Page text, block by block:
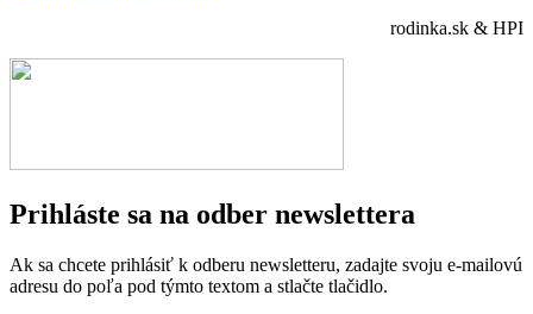
rodinka.sk & HPI
Prihláste sa na odber newslettera
Ak sa chcete prihlásiť k odberu newsletteru, zadajte svoju e-mailovú
adresu do poľa pod týmto textom a stlačte tlačidlo.